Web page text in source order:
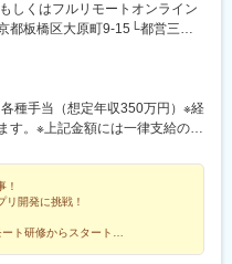
長崎駅前駅、大分駅、賀来駅、
城駅、鹿児島駅、谷山駅(鹿児島
駅(沖縄県)、おもろまち駅、都庁
２ターミナル駅(京急)、新大久
梅田駅、なんば駅(地下鉄)、岡
原町駅(香川県)、熊本城・市役
川公園駅、野田市駅、市川駅、
函館駅前駅、仙台駅(地下鉄)、
駅、新豊橋駅、豊川稲荷駅、
、新魚津駅、あすなろう四日
線)、大阪梅田駅(阪急線)、小路
しくはフルリモートオンライン
都板橋区大原町9-15└都営三田
三田線「志村坂上駅」より徒歩
心とした全国各地のプロジェク
オフィスです。※フルリモー
プロジェクトによって異なりま
種手当（想定年収350万円）※経
す。※上記金額には一律支給の住
の他の待遇に変更なし）☆経験
慮します。☆明確な評価制度あ
ます。【年収例】年収450万円
験3年入社）年収950万円（経験
！
リ開発に挑戦！
ト研修からスタート！